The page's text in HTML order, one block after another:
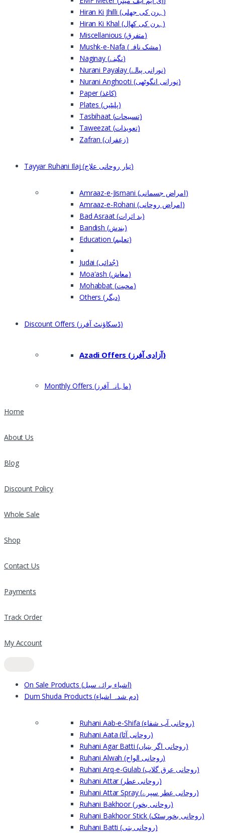
Hiran Ki Jhilli (ہرن کی جھلی)
Hiran Ki Khal (ہرن کی کھال)
Miscellanious (متفرق)
Mushk-e-Nafa (مشک نافہ)
Naginay (نگینے)
Nurani Payalay (نورانی پیالے)
Nurani Anghooti (نورانی انگوٹھی)
Paper (کاغذ)
Plates (پلیٹیں)
Tasbihaat (تسبیحات)
Taweezat (تعویذات)
Zafran (زعفران)
Tayyar Ruhani Ilaj (تیار روحانی علاج)
Amraaz-e-Jismani (امراض جسمانی)
Amraaz-e-Rohani (امراض روحانی)
Bad Asraat (بد اثرات)
Bandish (بندش)
Education (تعلیم)
Judai (جُدائی)
Moa'ash (معاش)
Mohabbat (محبت)
Others (دیگر)
Discount Offers (ڈسکاؤنٹ آفرز)
Azadi Offers (آزادی آفرز)
Monthly Offers (ماہانہ آفرز)
Home
About Us
Blog
Discount Policy
Whole Sale
Shop
Contact Us
Payments
Track Order
My Account
On Sale Products (اشیاء برائے سیل)
Dum Shuda Products (دم شدہ اشیاء)
Ruhani Aab-e-Shifa (روحانی آب شفاء)
Ruhani Aata (روحانی آٹا)
Ruhani Agar Batti (روحانی اگر بتیاں)
Ruhani Alwah (روحانی الواح)
Ruhani Arq-e-Gulab (روحانی عرق گلاب)
Ruhani Attar (روحانی عطر)
Ruhani Attar Spray (روحانی عطر سپرے)
Ruhani Bakhoor (روحانی بخور)
Ruhani Bakhoor Stick (روحانی بخورسٹک)
Ruhani Batti (روحانی بتی)